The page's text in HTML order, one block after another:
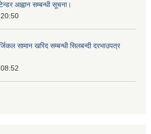
आह्वान सम्बन्धी सूचना।
सामान खरिद सम्बन्धी सिलबन्दी दरभाउपत्र